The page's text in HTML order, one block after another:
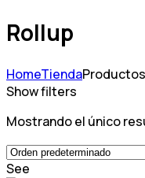
Rollup
HomeTienda
Show filters
Mostrando el único
See